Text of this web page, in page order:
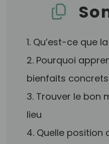
1. Qu’est-ce que
2. Pourquoi
bienfaits concrets
3. Trouver le bon
lieu
4. Quelle position